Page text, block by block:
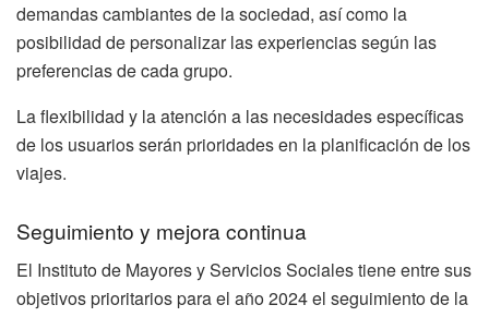
demandas cambiantes de la sociedad, así como la
posibilidad de personalizar las experiencias según las
preferencias de cada grupo.
La flexibilidad y la atención a las necesidades específicas
de los usuarios serán prioridades en la planificación de los
viajes.
Seguimiento y mejora continua
El Instituto de Mayores y Servicios Sociales tiene entre sus
objetivos prioritarios para el año 2024 el seguimiento de la